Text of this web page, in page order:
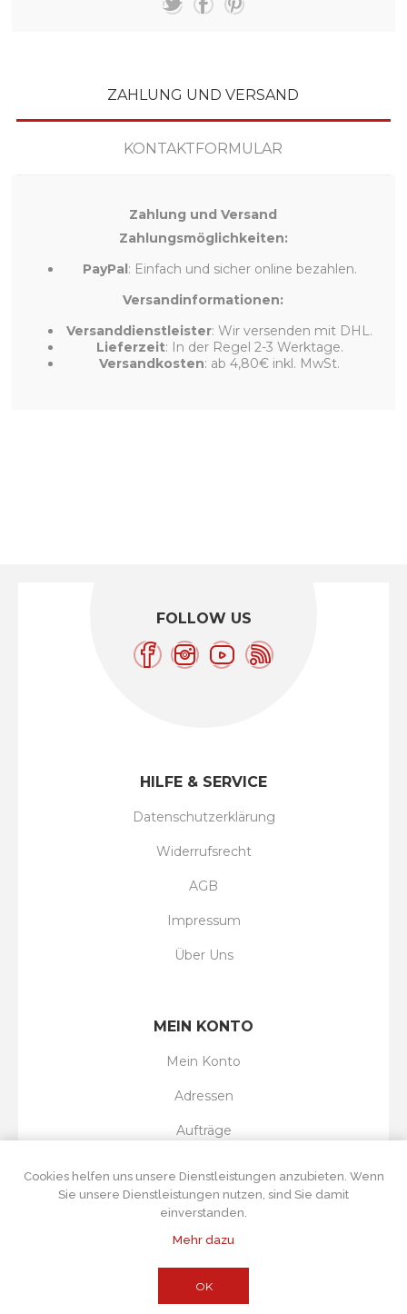
ZAHLUNG UND VERSAND
KONTAKTFORMULAR
Zahlung und Versand
Zahlungsmöglichkeiten:
PayPal: Einfach und sicher online bezahlen.
Versandinformationen:
Versanddienstleister: Wir versenden mit DHL.
Lieferzeit: In der Regel 2-3 Werktage.
Versandkosten: ab 4,80€ inkl. MwSt.
FOLLOW US
HILFE & SERVICE
Datenschutzerklärung
Widerrufsrecht
AGB
Impressum
Über Uns
MEIN KONTO
Mein Konto
Adressen
Aufträge
Cookies helfen uns unsere Dienstleistungen anzubieten. Wenn
Sie unsere Dienstleistungen nutzen, sind Sie damit
einverstanden.
Mehr dazu
OK